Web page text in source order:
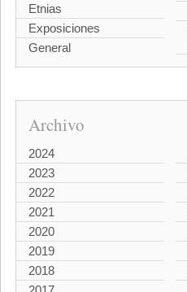
Etnias
Exposiciones
General
Archivo
2024
2023
2022
2021
2020
2019
2018